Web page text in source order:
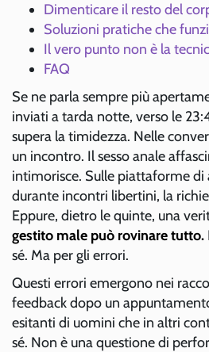
Dimenticare il resto del
Soluzioni pratiche che
Il vero punto non è la
FAQ
Se ne parla sempre più
inviati a tarda notte, verso le
supera la timidezza. Nelle
un incontro. Il sesso anale
intimorisce. Sulle piattaforme di
durante incontri libertini, la
Eppure, dietro le quinte, una
gestito male può rovinare tutto.
sé. Ma per gli errori.
Questi errori emergono nei
feedback dopo un
esitanti di uomini che in altri
sé. Non è una questione di